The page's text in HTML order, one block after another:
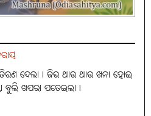
ତିରଣ ଦେଲା। ଜିଭ ଥାଉ ଥାଉ ଖନା ହୋଇ
ବୁଲି ଖପରା ପତେଇଲା।